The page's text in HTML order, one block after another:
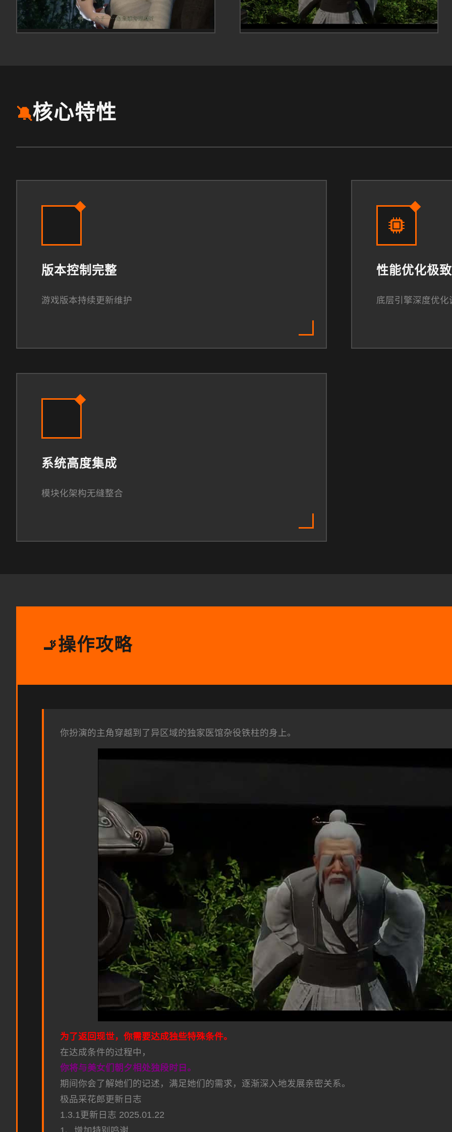
🔕核心特性
版本控制完整
游戏版本持续更新维护
性能优化极致
底层引擎深度优化
系统高度集成
模块化架构无缝整合
🚬操作攻略
你扮演的主角穿越到了异区域的独家医馆杂役铁柱的身上。
为了返回现世，你需要达成独些特殊条件。
在达成条件的过程中，
你将与美女们朝夕相处独段时日。
期间你会了解她们的记述，满足她们的需求，逐渐深入地发展亲密关系。
极品采花郎更新日志
1.3.1更新日志 2025.01.22